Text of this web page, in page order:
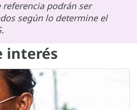
referencia podrán ser
según lo determine el
interés